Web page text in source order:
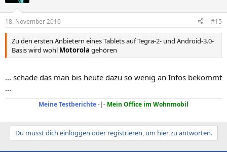
18. November 2010 #15
Zu den ersten Anbietern eines Tablets auf Tegra-2- und Android-3.0-
Basis wird wohl Motorola gehören
... schade das man bis heute dazu so wenig an Infos bekommt
...
Meine Testberichte-|- Mein Office im Wohnmobil
Du musst dich einloggen oder registrieren, um hier zu antworten.